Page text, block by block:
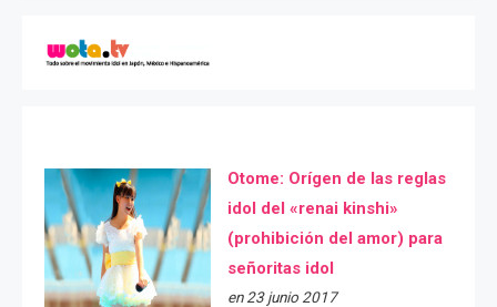
Otome: Orígen de las reglas
idol del «renai kinshi»
(prohibición del amor) para
señoritas idol
en 23 junio 2017